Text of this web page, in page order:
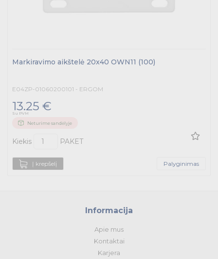
Markiravimo aikštelė 20x40 OWN11 (100)
E04ZP-01060200101 - ERGOM
13.25 €
Su PVM
Neturime sandėlyje
Kiekis PAKET
Į krepšelį Palyginimas
Informacija
Apie mus
Kontaktai
Karjera